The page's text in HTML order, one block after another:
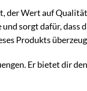
der Wert auf
sorgt dafür, dass
Produkts
Er bietet dir